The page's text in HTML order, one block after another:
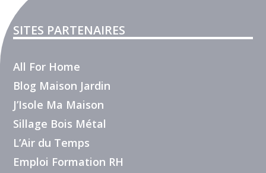
SITES PARTENAIRES
All For Home
Blog Maison Jardin
J’Isole Ma Maison
Sillage Bois Métal
L’Air du Temps
Emploi Formation RH